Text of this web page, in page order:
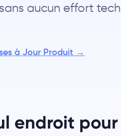
aucun effort
à Jour Produit →
endroit